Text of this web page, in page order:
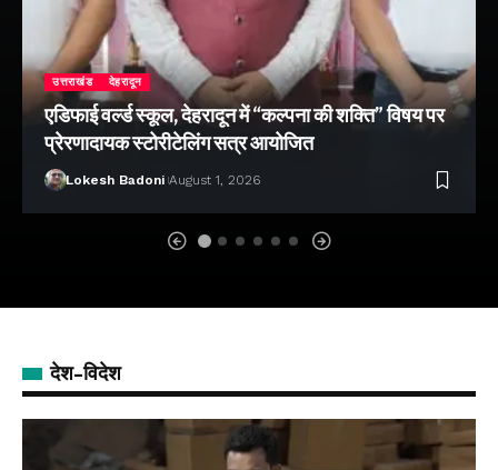
उत्तराखंड देहरादून
एडिफाई वर्ल्ड स्कूल, देहरादून में “कल्पना की शक्ति” विषय पर
प्रेरणादायक स्टोरीटेलिंग सत्र आयोजित
Lokesh Badoni August 1, 2026
देश-विदेश